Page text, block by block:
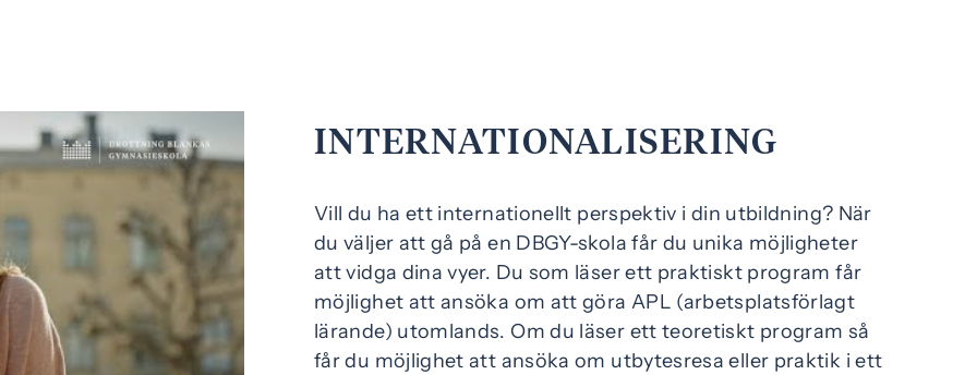
INTERNATIONALISERING
Vill du ha ett internationellt perspektiv i din utbildning? När
du väljer att gå på en DBGY-skola får du unika möjligheter
att vidga dina vyer. Du som läser ett praktiskt program får
möjlighet att ansöka om att göra APL (arbetsplatsförlagt
lärande) utomlands. Om du läser ett teoretiskt program så
får du möjlighet att ansöka om utbytesresa eller praktik i ett